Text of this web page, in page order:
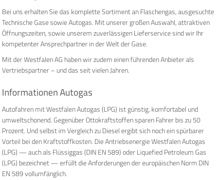
Bei uns erhalten Sie das komplette Sortiment an Flaschengas, ausgesuchte
Technische Gase sowie Autogas. Mit unserer großen Auswahl, attraktiven
Öffnungszeiten, sowie unserem zuverlässigen Lieferservice sind wir Ihr
kompetenter Ansprechpartner in der Welt der Gase.
Mit der Westfalen AG haben wir zudem einen führenden Anbieter als
Vertriebspartner – und das seit vielen Jahren.
Informationen Autogas
Autofahren mit Westfalen Autogas (LPG) ist günstig, komfortabel und
umweltschonend. Gegenüber Ottokraftstoffen sparen Fahrer bis zu 50
Prozent. Und selbst im Vergleich zu Diesel ergibt sich noch ein spürbarer
Vorteil bei den Kraftstoffkosten. Die Antriebsenergie Westfalen Autogas
(LPG) — auch als Flüssiggas (DIN EN 589) oder Liquefied Petroleum Gas
(LPG) bezeichnet — erfüllt die Anforderungen der europäischen Norm DIN
EN 589 vollumfänglich.